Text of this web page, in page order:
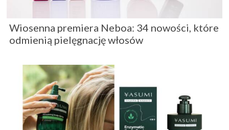
Wiosenna premiera Neboa: 34 nowości, które
odmienią pielęgnację włosów